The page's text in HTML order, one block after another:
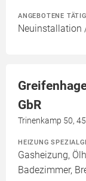
ANGEBOTENE
Neuinstallation
GbR
Trinenkamp 50,
HEIZUNG
Gasheizung,
Badezimmer,